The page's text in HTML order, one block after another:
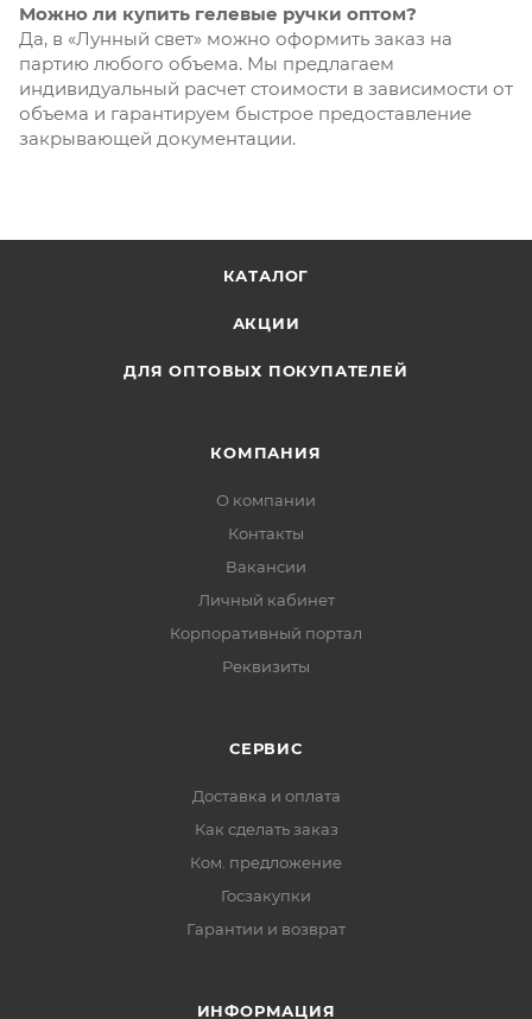
Можно ли купить гелевые ручки оптом?
Да, в «Лунный свет» можно оформить заказ на
партию любого объема. Мы предлагаем
индивидуальный расчет стоимости в зависимости от
объема и гарантируем быстрое предоставление
закрывающей документации.
КАТАЛОГ
АКЦИИ
ДЛЯ ОПТОВЫХ ПОКУПАТЕЛЕЙ
КОМПАНИЯ
О компании
Контакты
Вакансии
Личный кабинет
Корпоративный портал
Реквизиты
СЕРВИС
Доставка и оплата
Как сделать заказ
Ком. предложение
Госзакупки
Гарантии и возврат
ИНФОРМАЦИЯ